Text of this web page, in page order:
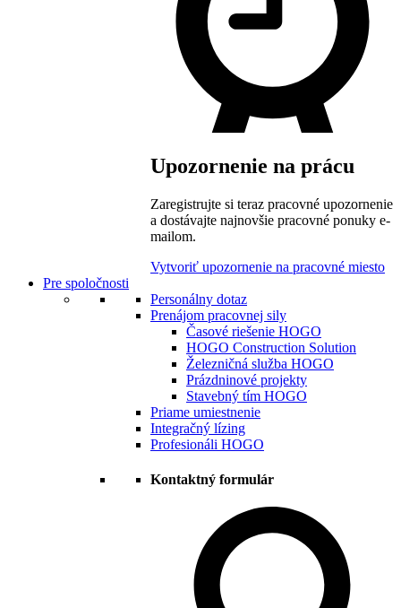
Upozornenie na prácu
Zaregistrujte si teraz pracovné upozornenie
a dostávajte najnovšie pracovné ponuky e-
mailom.
Vytvoriť upozornenie na pracovné miesto
Pre spoločnosti
Personálny dotaz
Prenájom pracovnej sily
Časové riešenie HOGO
HOGO Construction Solution
Železničná služba HOGO
Prázdninové projekty
Stavebný tím HOGO
Priame umiestnenie
Integračný lízing
Profesionáli HOGO
Kontaktný formulár